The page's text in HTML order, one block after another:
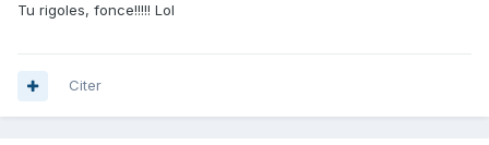
Tu rigoles, fonce!!!!! Lol
Citer